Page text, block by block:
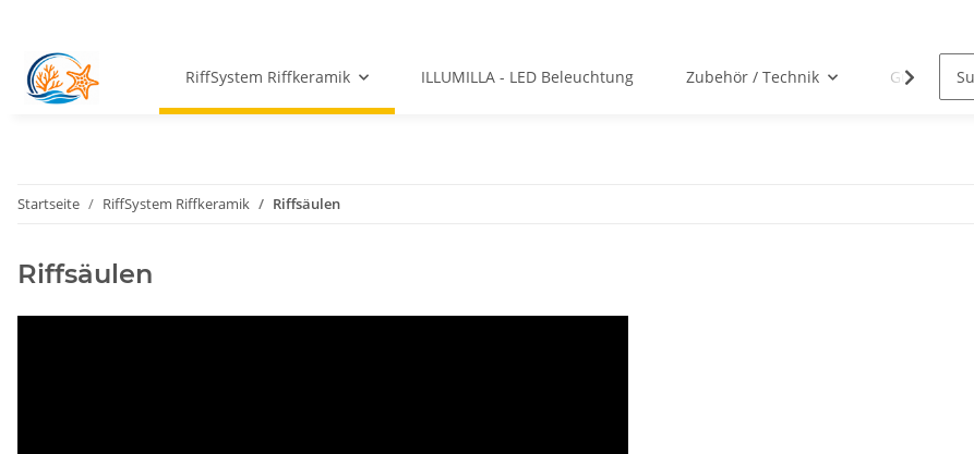
RiffSystem Riffkeramik ILLUMILLA - LED Beleuchtung Zubehör / Technik Gutscheine
Startseite RiffSystem Riffkeramik Riffsäulen
Riffsäulen